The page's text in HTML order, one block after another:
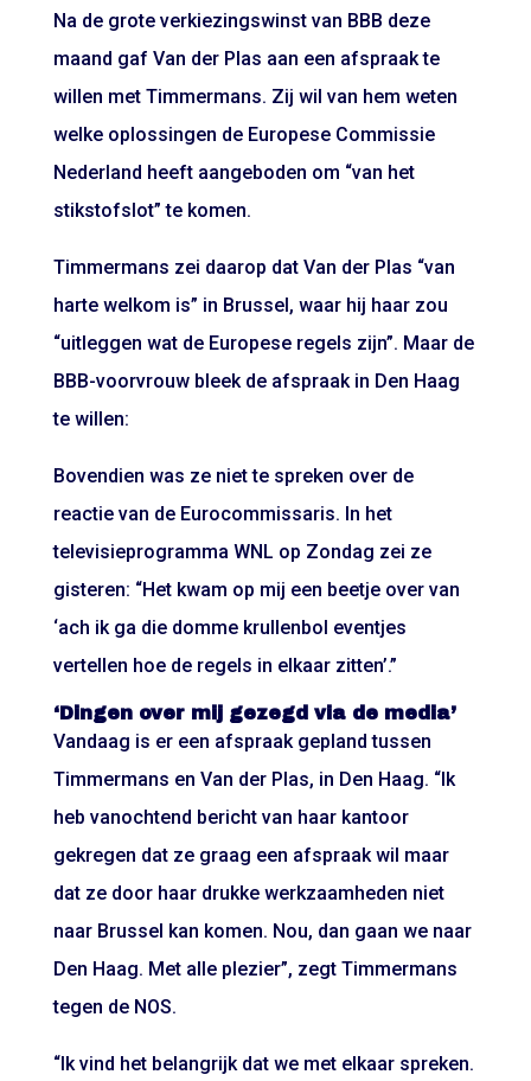
Na de grote verkiezingswinst van BBB deze
maand gaf Van der Plas aan een afspraak te
willen met Timmermans. Zij wil van hem weten
welke oplossingen de Europese Commissie
Nederland heeft aangeboden om “van het
stikstofslot” te komen.
Timmermans zei daarop dat Van der Plas “van
harte welkom is” in Brussel, waar hij haar zou
“uitleggen wat de Europese regels zijn”. Maar de
BBB-voorvrouw bleek de afspraak in Den Haag
te willen:
Bovendien was ze niet te spreken over de
reactie van de Eurocommissaris. In het
televisieprogramma WNL op Zondag zei ze
gisteren: “Het kwam op mij een beetje over van
‘ach ik ga die domme krullenbol eventjes
vertellen hoe de regels in elkaar zitten’.”
‘Dingen over mij gezegd via de media’
Vandaag is er een afspraak gepland tussen
Timmermans en Van der Plas, in Den Haag. “Ik
heb vanochtend bericht van haar kantoor
gekregen dat ze graag een afspraak wil maar
dat ze door haar drukke werkzaamheden niet
naar Brussel kan komen. Nou, dan gaan we naar
Den Haag. Met alle plezier”, zegt Timmermans
tegen de NOS.
“Ik vind het belangrijk dat we met elkaar spreken.